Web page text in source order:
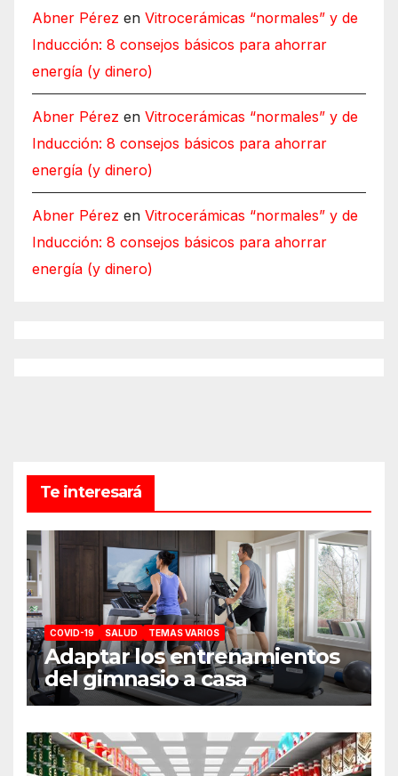
Abner Pérez en Vitrocerámicas “normales” y de
Inducción: 8 consejos básicos para ahorrar
energía (y dinero)
Abner Pérez en Vitrocerámicas “normales” y de
Inducción: 8 consejos básicos para ahorrar
energía (y dinero)
Abner Pérez en Vitrocerámicas “normales” y de
Inducción: 8 consejos básicos para ahorrar
energía (y dinero)
Te interesará
COVID-19 SALUD TEMAS VARIOS
Adaptar los entrenamientos
del gimnasio a casa